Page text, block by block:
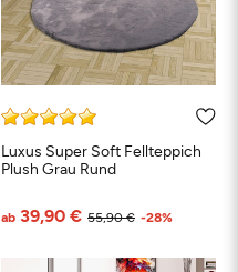
Grau Türkis
Luxus Super Soft Fellteppich
Plush Grau Rund
55,90 €
ab 39,90 € -28%